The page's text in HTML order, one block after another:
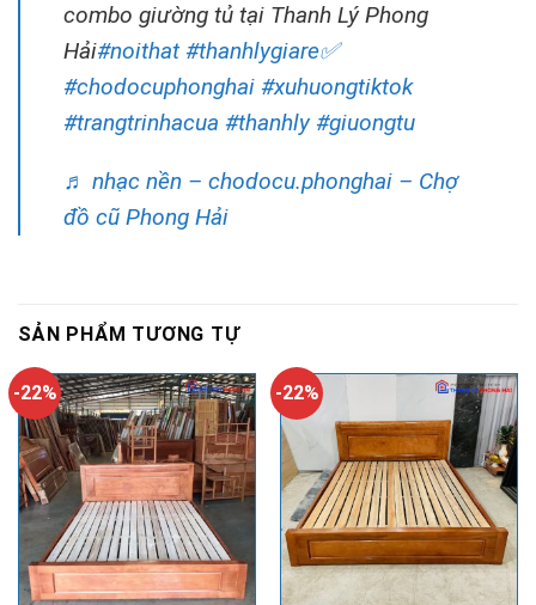
combo giường tủ tại Thanh Lý Phong
Hải#noithat #thanhlygiare✅
#chodocuphonghai #xuhuongtiktok
#trangtrinhacua #thanhly #giuongtu
♬ nhạc nền – chodocu.phonghai – Chợ
đồ cũ Phong Hải
SẢN PHẨM TƯƠNG TỰ
-22% -22%